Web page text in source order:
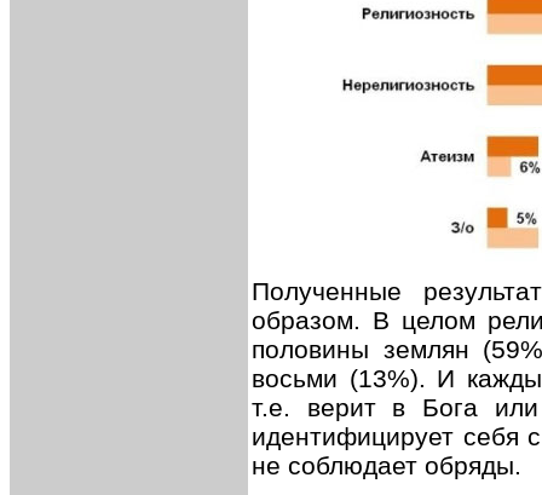
Полученные
образом. В целом
половины землян
восьми (13%). И
т.е. верит в Бога
идентифицирует себя
не соблюдает обряды.